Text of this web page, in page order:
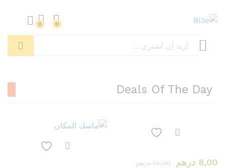
0
0
Deals Of The Day
8,00 درهم 10,00 درهم